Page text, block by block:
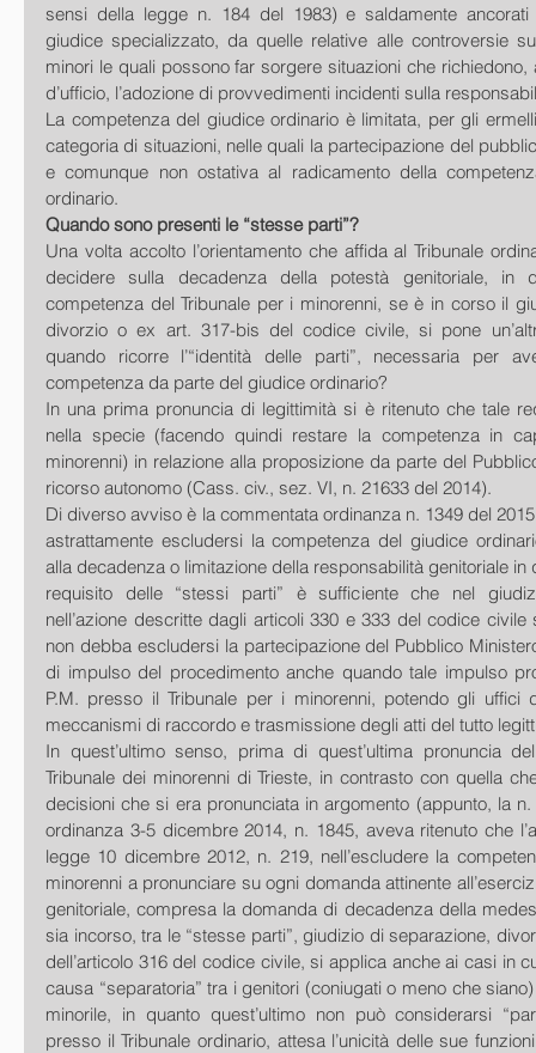
sensi della legge n. 184 del 1983) e saldamente
giudice specializzato, da quelle relative alle controversie
minori le quali possono far sorgere situazioni che
d’ufficio, l’adozione di provvedimenti incidenti sulla
La competenza del giudice ordinario è limitata, per gli
categoria di situazioni, nelle quali la partecipazione del
e comunque non ostativa al radicamento della
ordinario.
Quando sono presenti le “stesse parti”?
Una volta accolto l’orientamento che affida al Tribunale
decidere sulla decadenza della potestà genitoriale, in
competenza del Tribunale per i minorenni, se è in corso il
divorzio o ex art. 317-bis del codice civile, si pone
quando ricorre l’“identità delle parti”, necessaria per
competenza da parte del giudice ordinario?
In una prima pronuncia di legittimità si è ritenuto che tale
nella specie (facendo quindi restare la competenza in
minorenni) in relazione alla proposizione da parte del
ricorso autonomo (Cass. civ., sez. VI, n. 21633 del 2014).
Di diverso avviso è la commentata ordinanza n. 1349 del
astrattamente escludersi la competenza del giudice
alla decadenza o limitazione della responsabilità genitoriale in
requisito delle “stessi parti” è sufficiente che nel
nell’azione descritte dagli articoli 330 e 333 del codice
non debba escludersi la partecipazione del Pubblico
di impulso del procedimento anche quando tale impulso
P.M. presso il Tribunale per i minorenni, potendo gli uffici
meccanismi di raccordo e trasmissione degli atti del tutto
In quest’ultimo senso, prima di quest’ultima pronuncia
Tribunale dei minorenni di Trieste, in contrasto con quella
decisioni che si era pronunciata in argomento (appunto, la
ordinanza 3-5 dicembre 2014, n. 1845, aveva ritenuto che
legge 10 dicembre 2012, n. 219, nell’escludere la
minorenni a pronunciare su ogni domanda attinente
genitoriale, compresa la domanda di decadenza della
sia incorso, tra le “stesse parti”, giudizio di separazione,
dell’articolo 316 del codice civile, si applica anche ai casi in
causa “separatoria” tra i genitori (coniugati o meno che
minorile, in quanto quest’ultimo non può considerarsi
presso il Tribunale ordinario, attesa l’unicità delle sue